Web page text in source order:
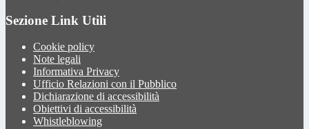
Sezione Link Utili
Cookie policy
Note legali
Informativa Privacy
Ufficio Relazioni con il Pubblico
Dichiarazione di accessibilità
Obiettivi di accessibilità
Whistleblowing